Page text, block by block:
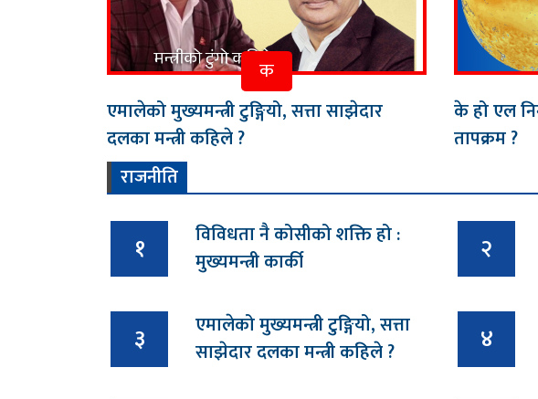
क
एमालेको मुख्यमन्त्री टुङ्गियो, सत्ता साझेदार
दलका मन्त्री कहिले ?
के हो एल
तापक्रम ?
राजनीति
१
विविधता नै कोसीको शक्ति हो :
मुख्यमन्त्री कार्की
२
३
एमालेको मुख्यमन्त्री टुङ्गियो, सत्ता
साझेदार दलका मन्त्री कहिले ?
४